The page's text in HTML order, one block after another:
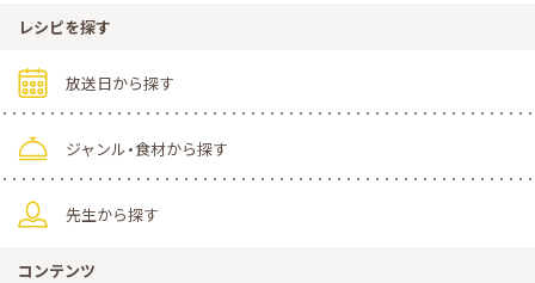
レシピを探す
放送日から探す
ジャンル・食材から探す
先生から探す
コンテンツ